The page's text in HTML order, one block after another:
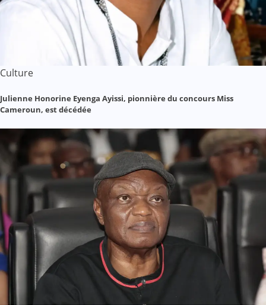
Culture
Julienne Honorine Eyenga Ayissi, pionnière du concours Miss
Cameroun, est décédée